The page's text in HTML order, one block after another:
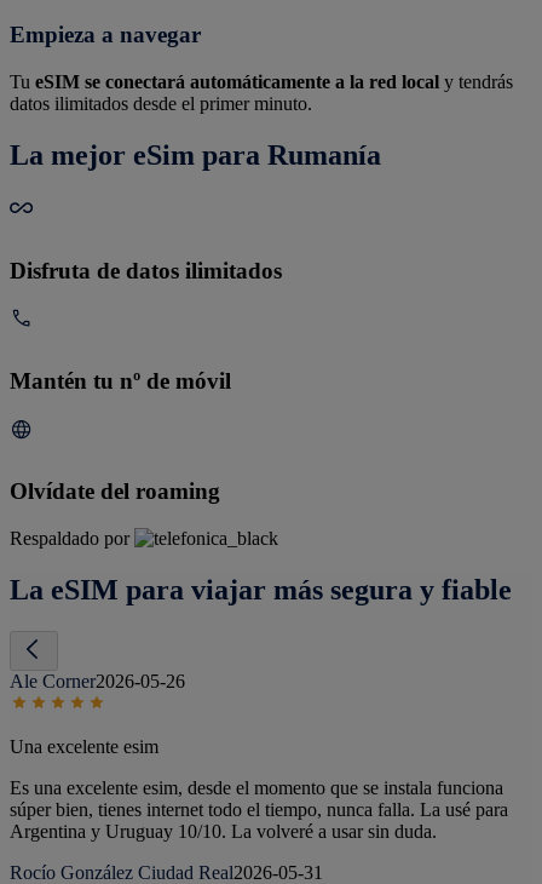
Empieza a navegar
Tu eSIM se conectará automáticamente a la red local y tendrás
datos ilimitados desde el primer minuto.
La mejor eSim para Rumanía
Disfruta de datos ilimitados
Mantén tu nº de móvil
Olvídate del roaming
Respaldado por
La eSIM para viajar más segura y fiable
Ale Corner2026-05-26
Una excelente esim
Es una excelente esim, desde el momento que se instala funciona
súper bien, tienes internet todo el tiempo, nunca falla. La usé para
Argentina y Uruguay 10/10. La volveré a usar sin duda.
Rocío González Ciudad Real2026-05-31